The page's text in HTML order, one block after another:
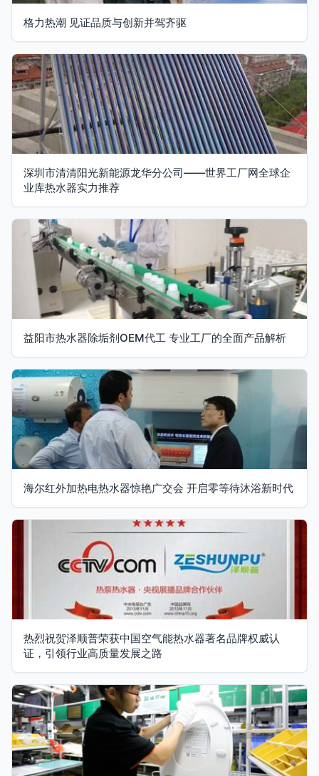
格力热潮 见证品质与创新并驾齐驱
深圳市清清阳光新能源龙华分公司——世界工厂网全球企
业库热水器实力推荐
益阳市热水器除垢剂OEM代工 专业工厂的全面产品解析
海尔红外加热电热水器惊艳广交会 开启零等待沐浴新时代
热烈祝贺泽顺普荣获中国空气能热水器著名品牌权威认
证，引领行业高质量发展之路